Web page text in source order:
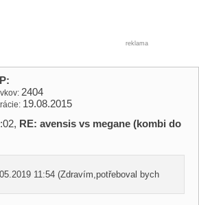
reklama
2404
19.08.2015
RE: avensis vs megane (kombi do
11:54 (Zdravím,potřeboval bych